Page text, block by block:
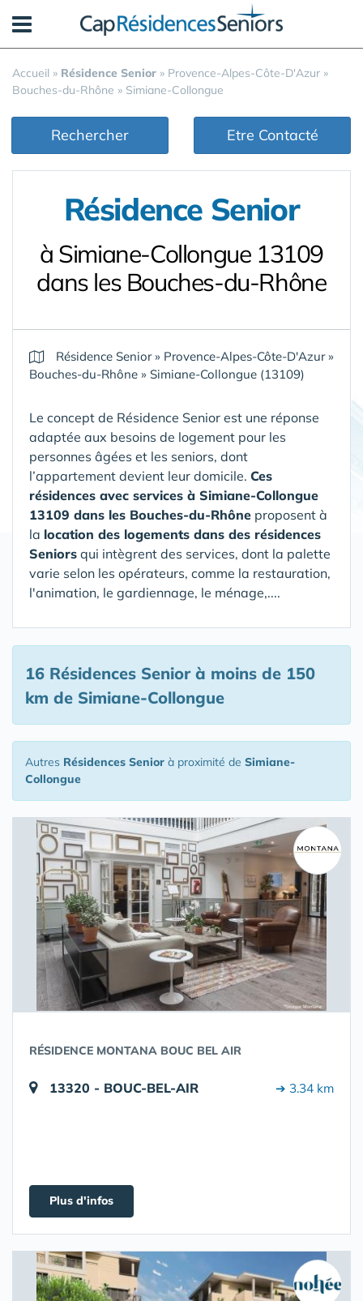
Accueil » Résidence Senior » Provence-Alpes-Côte-D'Azur »
Bouches-du-Rhône » Simiane-Collongue
Rechercher Etre Contacté
Résidence Senior
à Simiane-Collongue 13109
dans les Bouches-du-Rhône
Résidence Senior» Provence-Alpes-Côte-D'Azur»
Bouches-du-Rhône » Simiane-Collongue (13109)
Le concept de Résidence Senior est une réponse
adaptée aux besoins de logement pour les
personnes âgées et les seniors, dont
l’appartement devient leur domicile. Ces
résidences avec services à Simiane-Collongue
13109 dans les Bouches-du-Rhône proposent à
la location des logements dans des résidences
Seniors qui intègrent des services, dont la palette
varie selon les opérateurs, comme la restauration,
l'animation, le gardiennage, le ménage,....
16 Résidences Seniorà moins de 150
km de Simiane-Collongue
Autres Résidences Senior à proximité de Simiane-
Collongue
RÉSIDENCE MONTANA BOUC BEL AIR
13320 - BOUC-BEL-AIR ➔ 3.34 km
Plus d'infos